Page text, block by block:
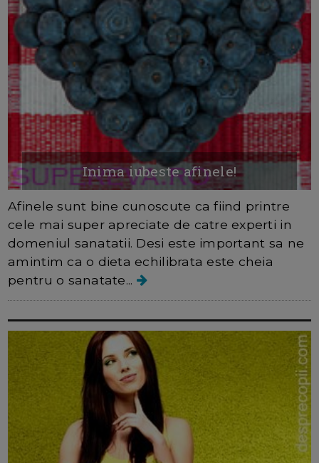
Inima iubeste afinele!
Afinele sunt bine cunoscute ca fiind printre
cele mai super apreciate de catre experti in
domeniul sanatatii. Desi este important sa ne
amintim ca o dieta echilibrata este cheia
pentru o sanatate...